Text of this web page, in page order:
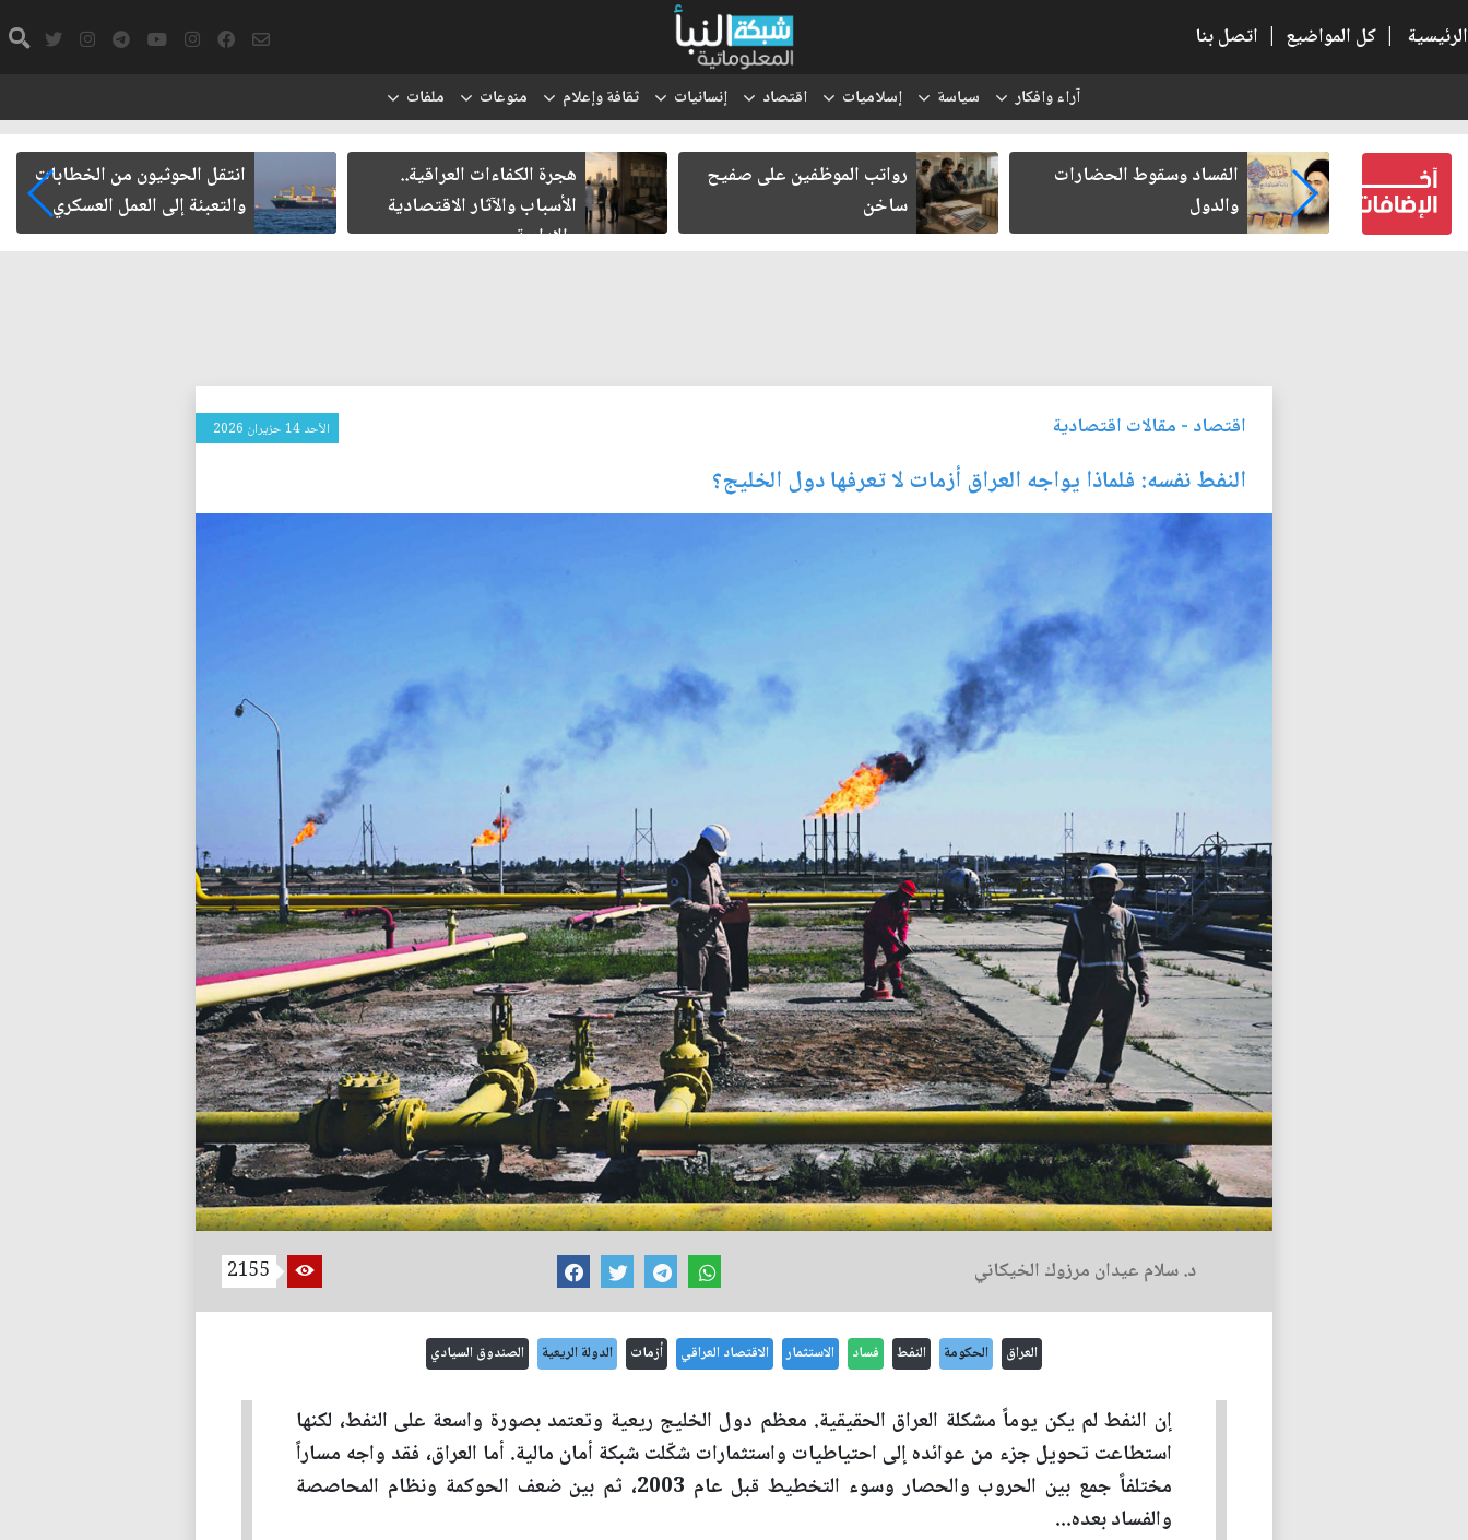
الرئيسية | كل المواضيع | اتصل بنا
آراء وافكار سياسة إسلاميات اقتصاد إنسانيات ثقافة وإعلام منوعات ملفات
كتب لنفسه
الفساد وسقوط الحضارات
والدول
رواتب الموظفين على صفيح
ساخن
هجرة الكفاءات العراقية..
الأسباب والآثار الاقتصادية
والإدارية
انتقل الحوثيون من الخطابات
والتعبئة إلى العمل العسكري
اقتصاد - مقالات اقتصادية الأحد 14 حزيران 2026
النفط نفسه: فلماذا يواجه العراق أزمات لا تعرفها دول الخليج؟
د. سلام عيدان مرزوك الخيكاني 2155
العراق الحكومة النفط فساد الاستثمار الاقتصاد العراقي أزمات الدولة الريعية الصندوق السيادي
إن النفط لم يكن يوماً مشكلة العراق الحقيقية. معظم دول الخليج ريعية وتعتمد بصورة واسعة على النفط، لكنها
استطاعت تحويل جزء من عوائده إلى احتياطيات واستثمارات شكّلت شبكة أمان مالية. أما العراق، فقد واجه مساراً
مختلفاً جمع بين الحروب والحصار وسوء التخطيط قبل عام 2003، ثم بين ضعف الحوكمة ونظام المحاصصة
والفساد بعده...